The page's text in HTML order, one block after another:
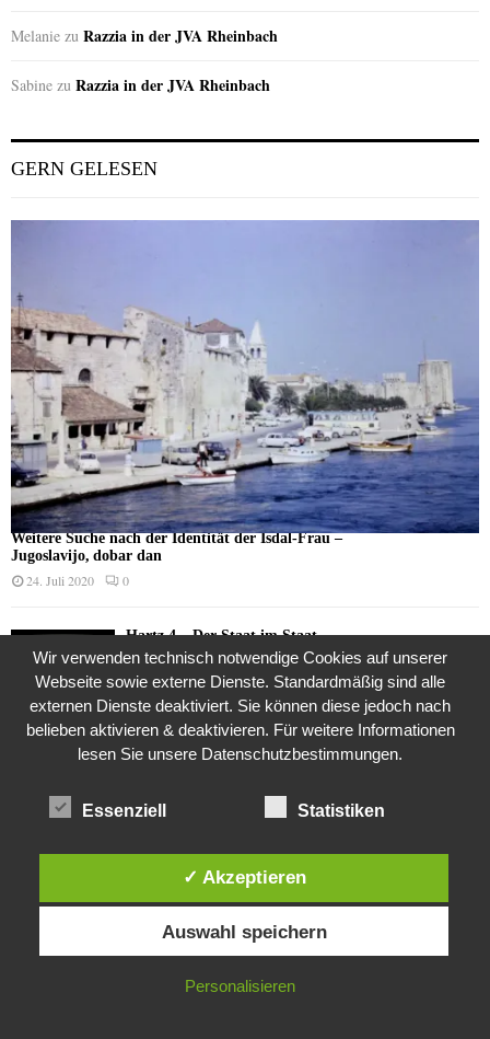
Melanie zu Razzia in der JVA Rheinbach
Sabine zu Razzia in der JVA Rheinbach
GERN GELESEN
Weitere Suche nach der Identität der Isdal-Frau –
Jugoslavijo, dobar dan
24. Juli 2020 0
Hartz 4 – Der Staat im Staat
20. Juni 2017
Das Leben des Lachs
Was ist denn das? -Mars „SOL 735“ Rover Curiosity
Diese Website verwendet Cookies. Durch die weitere Nutzung dieser
Website stimmst du der Verwendung von Cookies zu.
IN ORDNUNG
Wir verwenden technisch notwendige Cookies auf unserer
Webseite sowie externe Dienste. Standardmäßig sind alle
externen Dienste deaktiviert. Sie können diese jedoch nach
belieben aktivieren & deaktivieren. Für weitere Informationen
lesen Sie unsere Datenschutzbestimmungen.
Essenziell Statistiken
✓ Akzeptieren
Auswahl speichern
Personalisieren